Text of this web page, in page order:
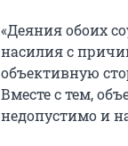
«Деяния обоих
насилия с
объективную
Вместе с тем,
недопустимо и